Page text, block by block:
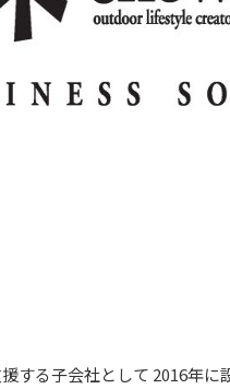
する子会社として 2016年